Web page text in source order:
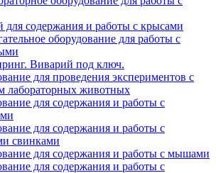
для содержания и работы с крысами
оборудование для работы с
Виварий под ключ.
для проведения экспериментов с
лабораторных животных
для содержания и работы с
для содержания и работы с
свинками
для содержания и работы с мышами
для содержания и работы с